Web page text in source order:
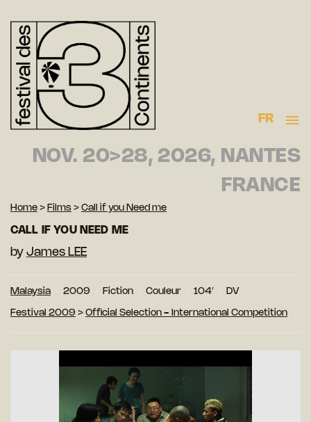
FR
NOV. 20>28, 2026, NANTES
FRANCE
Home > Films > Call if you Need me
CALL IF YOU NEED ME
by James LEE
Malaysia 2009 Fiction Couleur 104′ DV
Festival 2009 > Official Selection - International Competition